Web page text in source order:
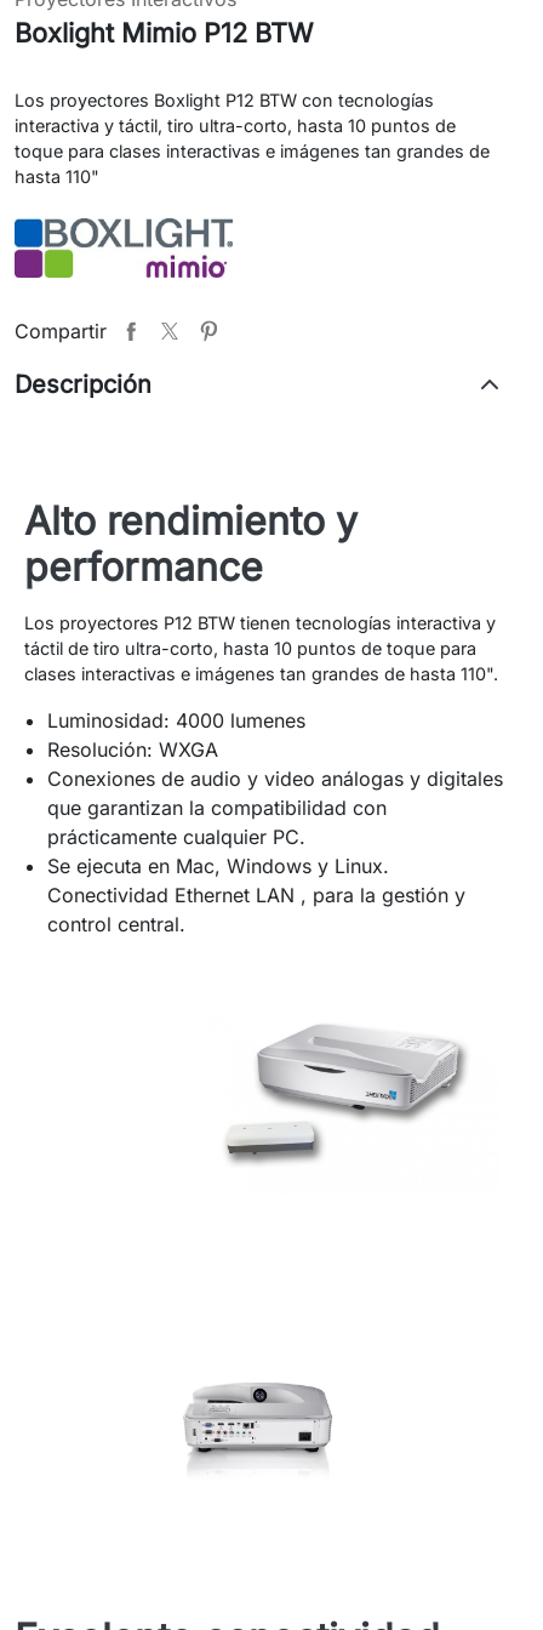
Boxlight Mimio P12 BTW
Los proyectores Boxlight P12 BTW con tecnologías
interactiva y táctil, tiro ultra-corto, hasta 10 puntos de
toque para clases interactivas e imágenes tan grandes de
hasta 110"
Compartir
Descripción
Alto rendimiento y
performance
Los proyectores P12 BTW tienen tecnologías interactiva y
táctil de tiro ultra-corto, hasta 10 puntos de toque para
clases interactivas e imágenes tan grandes de hasta 110".
Luminosidad: 4000 lumenes
Resolución: WXGA
Conexiones de audio y video análogas y digitales
que garantizan la compatibilidad con
prácticamente cualquier PC.
Se ejecuta en Mac, Windows y Linux.
Conectividad Ethernet LAN , para la gestión y
control central.